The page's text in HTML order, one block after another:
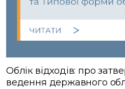
Облік відходів: про
ведення державного